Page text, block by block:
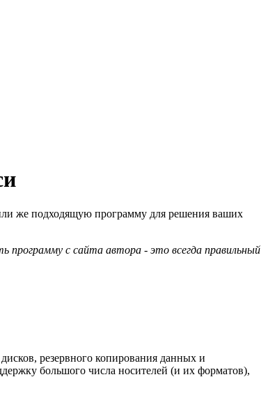
же подходящую программу для решения ваших
программу с сайта автора - это всегда правильный
резервного копирования данных и
большого числа носителей (и их форматов),